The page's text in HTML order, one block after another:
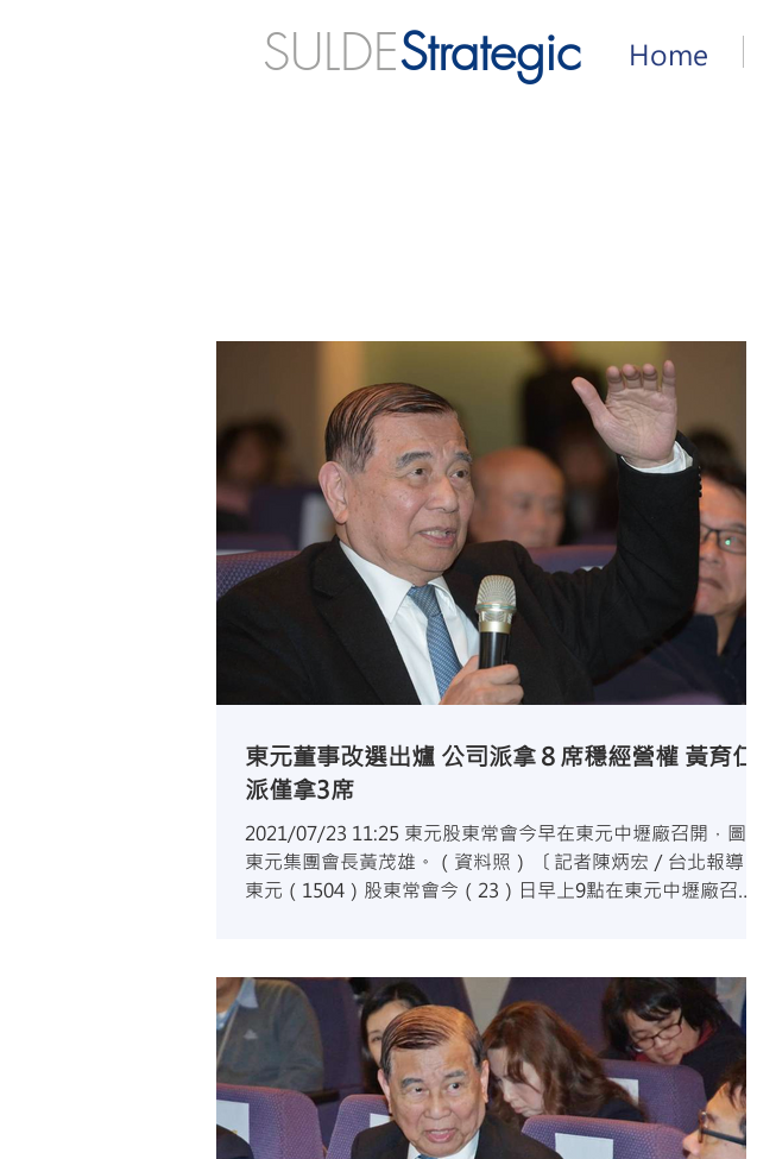
SULDEStrategic Home
東元董事改選出爐 公司派拿８席穩經營權 黃育仁
派僅拿3席
2021/07/23 11:25 東元股東常會今早在東元中壢廠召開，圖為
東元集團會長黃茂雄。（資料照） 〔記者陳炳宏／台北報導〕
東元（1504）股東常會今（23）日早上9點在東元中壢廠召